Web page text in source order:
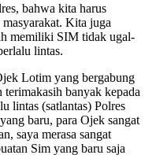
bahwa kita harus
Kita juga
memiliki SIM tidak ugal-
lintas.
Lotim yang bergabung
banyak kepada
lintas (satlantas) Polres
baru, para Ojek sangat
saya merasa sangat
Sim yang baru saja